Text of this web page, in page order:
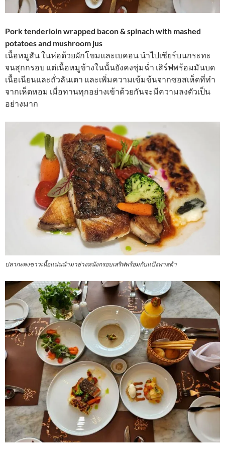
Pork tenderloin wrapped bacon & spinach with mashed
potatoes and mushroom jus
เนื้อหมูสัน ในห่อด้วยผักโขมและเบคอน นำไปเซียร์บนกระทะ
จนสุกกรอบ แต่เนื้อหมูข้างในนั้นยังคงชุ่มฉ่ำ เสิร์ฟพร้อมมันบด
เนื้อเนียนและถั่วลันเตา และเพิ่มความเข้มข้นจากซอสเห็ดที่ทำ
จากเห็ดหอม เมื่อทานทุกอย่างเข้าด้วยกันจะมีความลงตัวเป็น
อย่างมาก
ปลากะพงขาวเนื้อแน่นนำมาย่างหนังกรอบเสริฟพร้อมกับแป้งพาสต้า